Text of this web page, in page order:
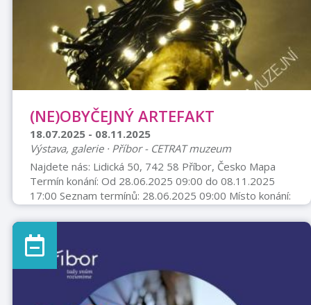
(NE)OBYČEJNÝ ARTEFAKT
18.07.2025 - 08.11.2025
Výstava, galerie · Příbor - CETRAT muzeum
Najdete nás: Lidická 50, 742 58 Příbor, Česko Mapa
Termín konání: Od 28.06.2025 09:00 do 08.11.2025
17:00 Seznam termínů: 28.06.2025 09:00 Místo konání:
Centrum tradičních technologií Příbor Sbírkové
předměty v muzeích nepředstavují pouze kýžený
kontakt s minulostí, ale vytváří nové osobité světy,
které podněcují lidskou fantazii a emoce. Výstava
„(Ne)obyčejný artefakt“ proto představí autentické
muzejní sbírkové předměty ve zcela netradičním světle
pomocí fotografií vycházejících z vn ...